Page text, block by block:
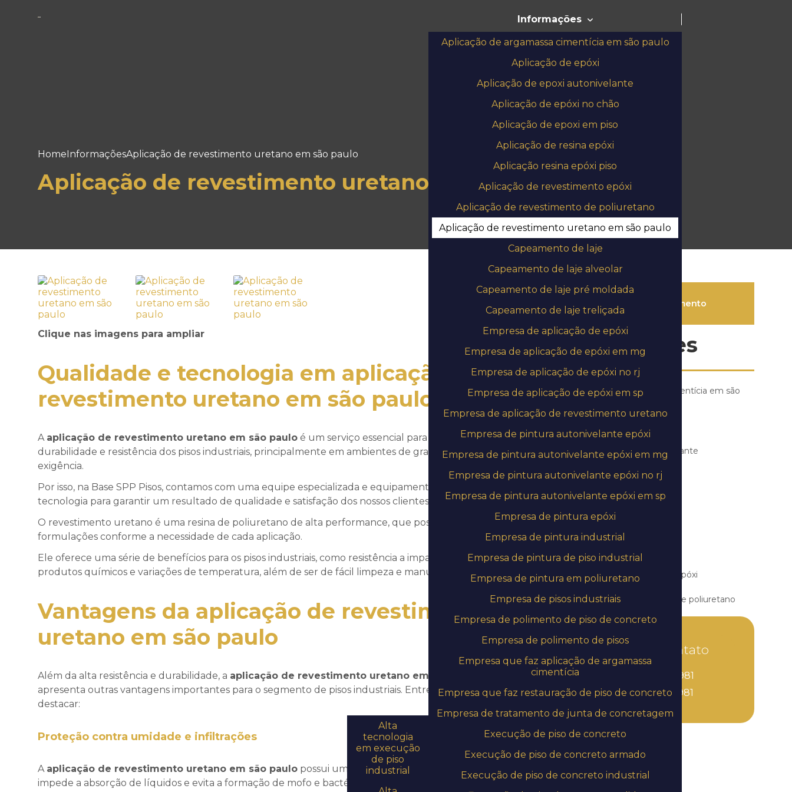
Alta
tecnologia
em execução
de piso
industrial
Informações
Aplicação de argamassa cimentícia em são paulo
Aplicação de epóxi
Aplicação de epoxi autonivelante
Aplicação de epóxi no chão
Aplicação de epoxi em piso
Aplicação de resina epóxi
Aplicação resina epóxi piso
Aplicação de revestimento epóxi
Aplicação de revestimento de poliuretano
Aplicação de revestimento uretano em são paulo
Capeamento de laje
Capeamento de laje alveolar
Capeamento de laje pré moldada
Capeamento de laje treliçada
Empresa de aplicação de epóxi
Empresa de aplicação de epóxi em mg
Empresa de aplicação de epóxi no rj
Empresa de aplicação de epóxi em sp
Empresa de aplicação de revestimento uretano
Empresa de pintura autonivelante epóxi
Empresa de pintura autonivelante epóxi em mg
Empresa de pintura autonivelante epóxi no rj
Empresa de pintura autonivelante epóxi em sp
Empresa de pintura epóxi
Empresa de pintura industrial
Empresa de pintura de piso industrial
Empresa de pintura em poliuretano
Empresa de pisos industriais
Empresa de polimento de piso de concreto
Empresa de polimento de pisos
Empresa que faz aplicação de argamassa
cimentícia
Empresa que faz restauração de piso de concreto
Empresa de tratamento de junta de concretagem
Execução de piso de concreto
Execução de piso de concreto armado
Execução de piso de concreto industrial
HomeInformaçõesAplicação de revestimento uretano em são paulo
Aplicação de revestimento uretano em são paulo
Clique nas imagens para ampliar
Qualidade e tecnologia em aplicação de
revestimento uretano em são paulo
A aplicação de revestimento uretano em são paulo é um serviço essencial para garantir a
durabilidade e resistência dos pisos industriais, principalmente em ambientes de grande circulação e
exigência.
Por isso, na Base SPP Pisos, contamos com uma equipe especializada e equipamentos de alta
tecnologia para garantir um resultado de qualidade e satisfação dos nossos clientes.
O revestimento uretano é uma resina de poliuretano de alta performance, que possui diferentes
formulações conforme a necessidade de cada aplicação.
Ele oferece uma série de benefícios para os pisos industriais, como resistência a impactos, abrasão,
produtos químicos e variações de temperatura, além de ser de fácil limpeza e manutenção.
Vantagens da aplicação de revestimento
uretano em são paulo
Além da alta resistência e durabilidade, a aplicação de revestimento uretano em são paulo
apresenta outras vantagens importantes para o segmento de pisos industriais. Entre elas, podemos
destacar:
Proteção contra umidade e infiltrações
A aplicação de revestimento uretano em são paulo possui uma característica impermeável, que
impede a absorção de líquidos e evita a formação de mofo e bactérias nos pisos.
Solicite um orçamento
Informações
Aplicação de argamassa cimentícia em são
Aplicação de epoxi autonivelante
Aplicação de epóxi no chão
Aplicação de epoxi em piso
Aplicação de resina epóxi
Aplicação de revestimento epóxi
Aplicação de revestimento de poliuretano
Aplicação de revestimento uretano em
são paulo
Capeamento de laje
Capeamento de laje pré moldada
Capeamento de laje treliçada
Empresa de aplicação de epóxi
Entre em contato
(11) 3851-7981
(11) 3851-7981